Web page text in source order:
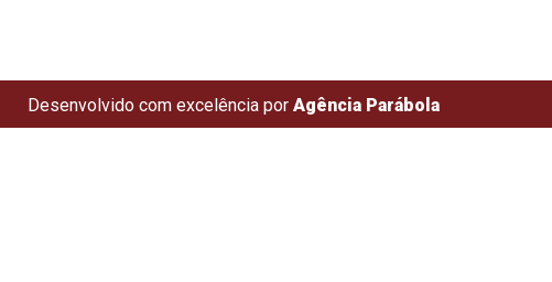
Desenvolvido com excelência por Agência Parábola